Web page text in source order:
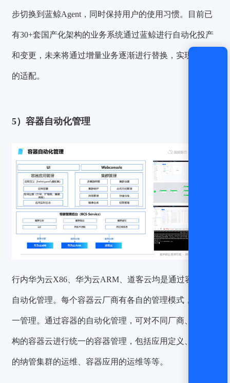
步切换到蓝鲸Agent，同时保持用户的使用习惯。目前已
有30+套国产化架构的业务系统通过蓝鲸进行自动化投产
和变更，未来将通过增量业务逐渐进行替换， 实现国产化
的适配。
5）容器自动化管理
行内华为云X86、华为云ARM、道客云均是通过容器实现
自动化管理。每个容器云厂商有各自的管理模式，难以统
一管理。通过容器的自动化管理，可对不同厂商、不同架
构的容器云进行统一的容器管理，包括应用定义、多集群
的纳管集群的运维、容器应用的运维等等。